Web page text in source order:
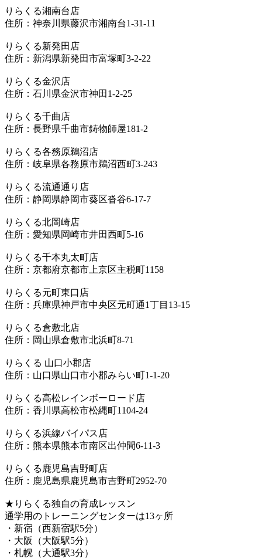
りらくる湘南台店
住所：神奈川県藤沢市湘南台1-31-11
りらくる新発田店
住所：新潟県新発田市富塚町3-2-22
りらくる金沢店
住所：石川県金沢市神田1-2-25
りらくる千曲店
住所：長野県千曲市鋳物師屋181-2
りらくる各務原鵜沼店
住所：岐阜県各務原市鵜沼西町3-243
りらくる流通通り店
住所：静岡県静岡市葵区沓谷6-17-7
りらくる北岡崎店
住所：愛知県岡崎市井田西町5-16
りらくる千本丸太町店
住所：京都府京都市上京区主税町1158
りらくる元町東口店
住所：兵庫県神戸市中央区元町通1丁目13-15
りらくる倉敷北店
住所：岡山県倉敷市北浜町8-71
りらくる 山口小郡店
住所：山口県山口市小郡みらい町1-1-20
りらくる高松レインボーロード店
住所：香川県高松市松縄町1104-24
りらくる浜線バイパス店
住所：熊本県熊本市南区出仲間6-11-3
りらくる鹿児島吉野町店
住所：鹿児島県鹿児島市吉野町2952-70
★りらくる独自の育成レッスン
通学用のトレーニングセンターは13ヶ所
・新宿（西新宿駅5分）
・大阪（大阪駅5分）
・札幌（大通駅3分）